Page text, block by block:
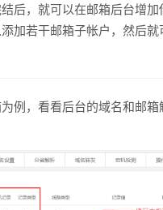
后，就可以在邮箱后台增
加若干邮箱子帐户，然后
例，看看后台的域名和邮